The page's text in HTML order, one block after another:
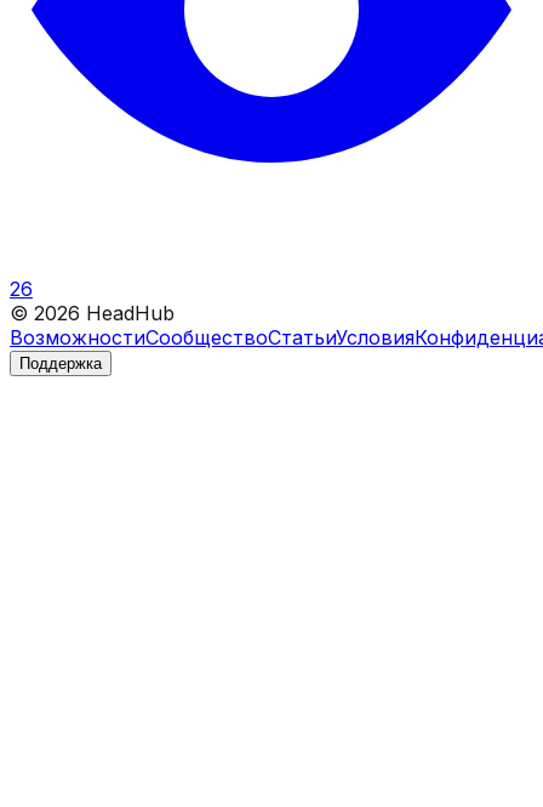
26
© 2026 HeadHub
ВозможностиСообществоСтатьиУсловия
Поддержка